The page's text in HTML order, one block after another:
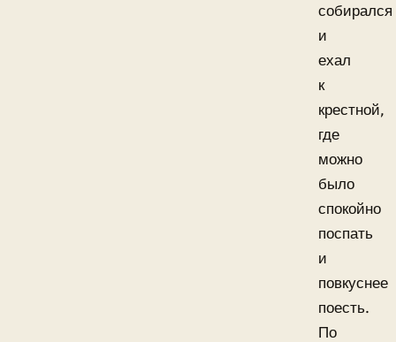
собирался
и
ехал
к
крестной,
где
можно
было
спокойно
поспать
и
повкуснее
поесть.
По